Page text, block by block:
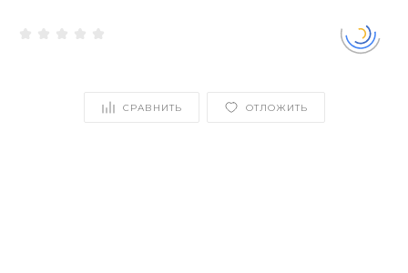
СРАВНИТЬ ОТЛОЖИТЬ